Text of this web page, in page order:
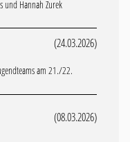
Hannah Zurek
(24.03.2026)
am 21./22.
(08.03.2026)